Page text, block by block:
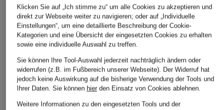
Chino AASTER
CHF 65
Ursprünglich:CHF 129
Chino WARREN im
Jogging-Stil Regular
Straight Fit
CHF 95
Ursprünglich:CHF 119
Chino CHINO
Straight Fit
CHF 80
Klicken Sie auf „Ich stimme zu“ um alle Cookies zu akzeptieren und
direkt zur Webseite weiter zu navigieren; oder auf „Individuelle
Einstellungen“, um eine detaillierte Beschreibung der Cookie-
Kategorien und eine Übersicht der eingesetzten Cookies zu erhalten
sowie eine individuelle Auswahl zu treffen.
Sie können Ihre Tool-Auswahl jederzeit nachträglich ändern oder
widerrufen (z.B. im Fußbereich unserer Webseite). Der Widerruf hat
jedoch keine Auswirkung auf die bisherige Verwendung der Tools und
Ihrer Daten. Sie können hierden Einsatz von Cookies ablehnen.
Weitere Informationen zu den eingesetzten Tools und der